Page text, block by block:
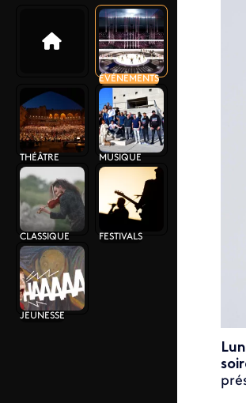
ÉVÉNEMENTS
THÉÂTRE MUSIQUE
CLASSIQUE FESTIVALS
JEUNESSE